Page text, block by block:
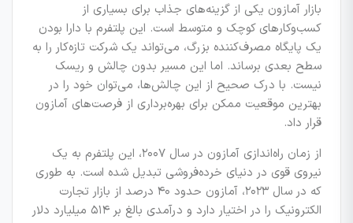
بازار آمازون یکی از گزینه‌های جذاب برای بسیاری از
کسب‌وکارهای کوچک و متوسط است. این پلتفرم با دارا بودن
یک پایگاه مصرف‌کننده بزرگ، می‌تواند یک شرکت تازه‌کار را به
سطح بعدی برساند. اما این مسیر بدون چالش و ریسک
نیست. با درک صحیح از این چالش‌ها، می‌توان خود را در
بهترین موقعیت ممکن برای بهره‌برداری از فرصت‌های آمازون
قرار داد.
از زمان راه‌اندازی آمازون در سال ۲۰۰۷، این پلتفرم به یک
نیروی قوی در دنیای خرده‌فروشی تبدیل شده است. به طوری
که در سال ۲۰۲۳، آمازون حدود ۴۰ درصد از بازار تجارت
الکترونیک را در اختیار دارد و درآمدی بالغ بر ۵۱۴ میلیارد دلار